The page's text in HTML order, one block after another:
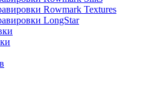
Rowmark Textures
LongStar